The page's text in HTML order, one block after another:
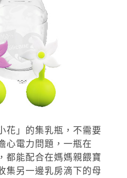
花」的集乳瓶，不需要
心電力問題，一瓶在
都能配合在媽媽親餵寶
集另一邊乳房滴下的母